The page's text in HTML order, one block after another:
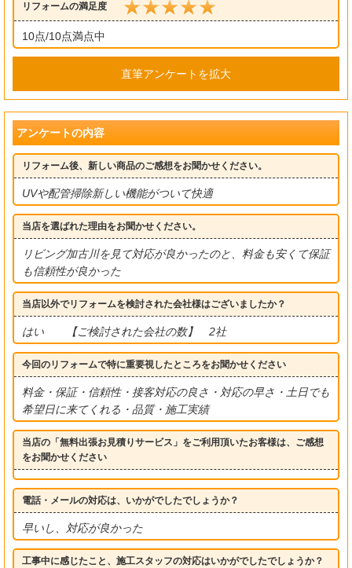
リフォームの満足度
10点/10点満点中
直筆アンケートを拡大
アンケートの内容
リフォーム後、新しい商品のご感想をお聞かせください。
UVや配管掃除新しい機能がついて快適
当店を選ばれた理由をお聞かせください。
リビング加古川を見て対応が良かったのと、料金も安くて保証
も信頼性が良かった
当店以外でリフォームを検討された会社様はございましたか？
はい 【ご検討された会社の数】 2社
今回のリフォームで特に重要視したところをお聞かせください
料金・保証・信頼性・接客対応の良さ・対応の早さ・土日でも
希望日に来てくれる・品質・施工実績
当店の「無料出張お見積りサービス」をご利用頂いたお客様は、ご感想
をお聞かせください
電話・メールの対応は、いかがでしたでしょうか？
早いし、対応が良かった
工事中に感じたこと、施工スタッフの対応はいかがでしたでしょうか？